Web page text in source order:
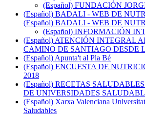
(Español) FUNDACIÓN
(Español) BADALI - WEB DE
(Español) BADALI - WEB DE
(Español) INFORMACIÓN
(Español) ATENCIÓN INTEGRAL
CAMINO DE SANTIAGO DESDE
(Español) Apunta't al Pla Bé
(Español) ENCUESTA DE
2018
(Español) RECETAS
DE UNIVERSIDADES
(Español) Xarxa Valenciana
Saludables